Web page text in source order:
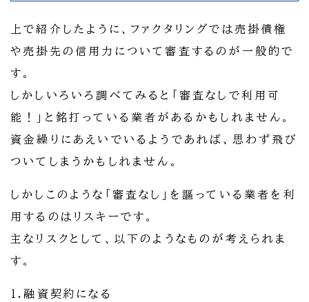
上で紹介したように、ファクタリングでは売掛債権
や売掛先の信用力について審査するのが一般的で
す。
しかしいろいろ調べてみると「審査なしで利用可
能！」と銘打っている業者があるかもしれません。
資金繰りにあえいでいるようであれば、思わず飛び
ついてしまうかもしれません。
しかしこのような「審査なし」を謳っている業者を利
用するのはリスキーです。
主なリスクとして、以下のようなものが考えられま
す。
1.融資契約になる